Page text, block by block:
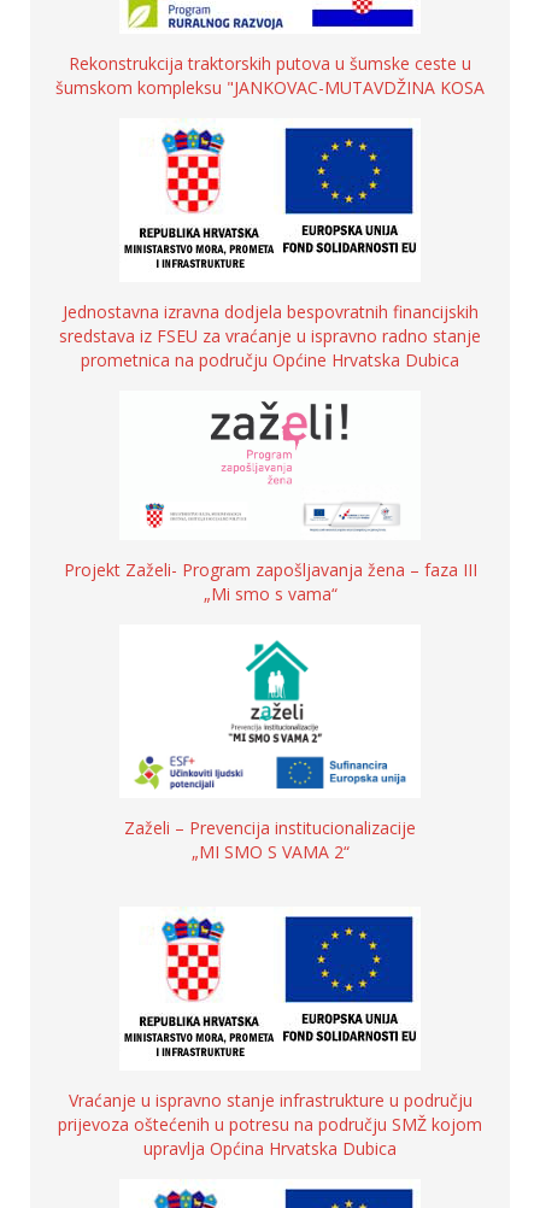
Rekonstrukcija traktorskih putova u šumske ceste u
šumskom kompleksu "JANKOVAC-MUTAVDŽINA KOSA
Jednostavna izravna dodjela bespovratnih financijskih
sredstava iz FSEU za vraćanje u ispravno radno stanje
prometnica na području Općine Hrvatska Dubica
Projekt Zaželi- Program zapošljavanja žena – faza III
„Mi smo s vama“
Zaželi – Prevencija institucionalizacije
„MI SMO S VAMA 2“
Vraćanje u ispravno stanje infrastrukture u području
prijevoza oštećenih u potresu na području SMŽ kojom
upravlja Općina Hrvatska Dubica